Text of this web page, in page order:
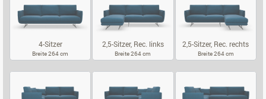
4-Sitzer
Breite 264 cm
2,5-Sitzer, Rec. links
Breite 264 cm
2,5-Sitzer, Rec. rechts
Breite 264 cm